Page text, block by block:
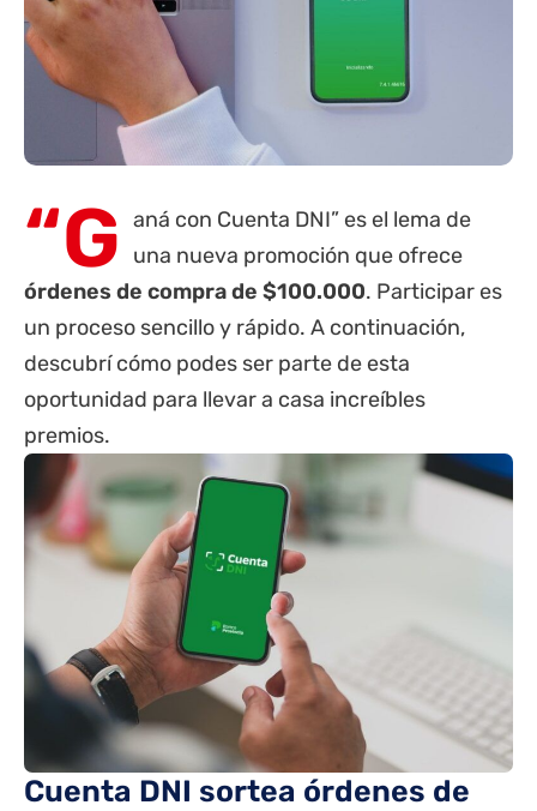
“G aná con Cuenta DNI” es el lema de
una nueva promoción que ofrece
órdenes de compra de $100.000. Participar es
un proceso sencillo y rápido. A continuación,
descubrí cómo podes ser parte de esta
oportunidad para llevar a casa increíbles
premios.
Cuenta DNI sortea órdenes de